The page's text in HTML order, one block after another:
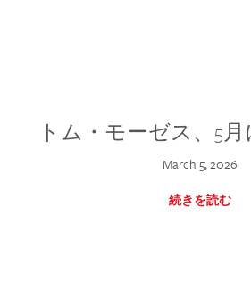
トム・モーゼス、5
March 5, 2026
続きを読む